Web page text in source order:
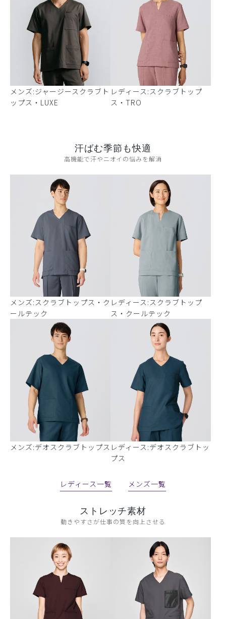
メンズ:ジャージースクラブト
ップス・LUXE
レディース:スクラブトップ
ス・TRO
汗ばむ季節も快適
高機能で汗やニオイの悩みを解消
メンズ:スクラブトップス・ク
ールテック
レディース:スクラブトップ
ス・クールテック
メンズ:デオスクラブトップス レディース:デオスクラブトッ
プス
レディース一覧 メンズ一覧
ストレッチ素材
動きやすさが仕事の質を向上させる